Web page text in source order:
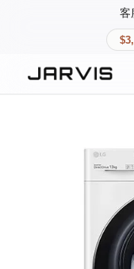
客
快速連結
Matter 智慧家
精品家電
登入後可查看訂單、會